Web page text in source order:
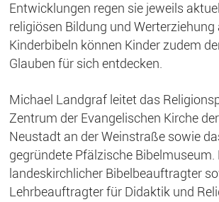
Entwicklungen regen sie jeweils
religiösen Bildung und Werterziehung
Kinderbibeln können Kinder zudem
Glauben für sich entdecken.
Michael Landgraf leitet das
Zentrum der Evangelischen Kirche
Neustadt an der Weinstraße sowie
gegründete Pfälzische Bibelmuseum.
landeskirchlicher Bibelbeauftragter
Lehrbeauftragter für Didaktik und